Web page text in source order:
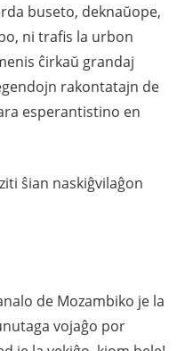
buseto, deknaŭope,
ni trafis la urbon
ĉirkaŭ grandaj
rakontatajn de
esperantistino en
ŝian naskiĝvilaĝon
de Mozambiko je la
vojaĝo por